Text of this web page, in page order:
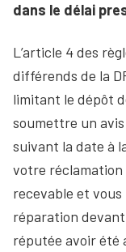
dans le délai
L’article 4 des
différends de la
limitant le dépôt
soumettre un
suivant la date à
votre réclamation
recevable et
réparation
réputée avoir été